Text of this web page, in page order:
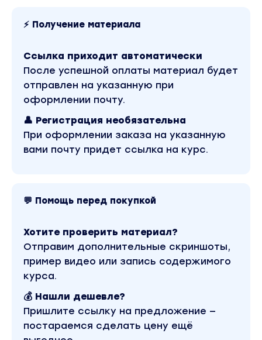
Аудит и настройка сообщества (2,5 часа)
Работа с базами (2,5 часа)
MyTarget (mail.ru)
Глава 4
Работа с клиентами, продажа услуг
Оценка рынка, Реалии, Стратегии старта для
Поиск клиентов маркетологу, Скрипты продаж
Как работать по готовым проектам / нишевание
План выбора проекта
Разбор лендингов для проектов
Как продавать готовые проекты
Работа как маркетинговое агентство – Основы
Цикл жизни клиентов, Сотрудники и устройство
⚡ Получение материала
Ссылка приходит автоматически
После успешной оплаты материал будет
отправлен на указанную при
оформлении почту.
👤 Регистрация необязательна
При оформлении заказа на указанную
вами почту придет ссылка на курс.
💬 Помощь перед покупкой
Хотите проверить материал?
Отправим дополнительные скриншоты,
пример видео или запись содержимого
курса.
💰 Нашли дешевле?
Пришлите ссылку на предложение —
постараемся сделать цену ещё